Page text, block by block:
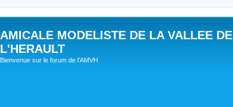
AMICALE MODELISTE DE LA VALLEE DE
L'HERAULT
Bienvenue sur le forum de l'AMVH